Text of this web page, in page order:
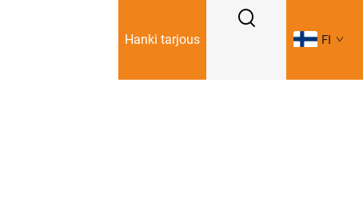
Hanki tarjous FI